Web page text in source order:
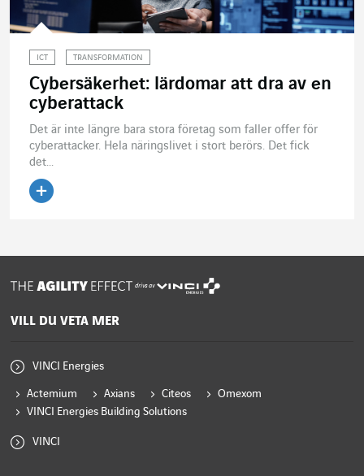
ICT TRANSFORMATION
Cybersäkerhet: lärdomar att dra av en
cyberattack
Det är inte längre bara stora företag som faller offer för
cyberattacker. Hela näringslivet i stort berörs. Det fick
det...
drivs av
VILL DU VETA MER
VINCI Energies
Actemium Axians Citeos
Omexom
VINCI Energies Building Solutions
VINCI